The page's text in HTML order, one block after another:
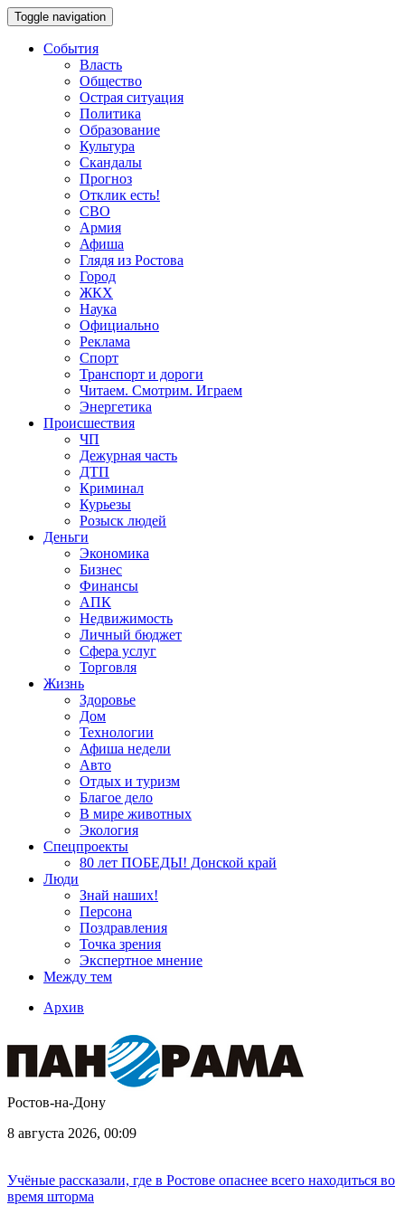
Toggle navigation
События
Власть
Общество
Острая ситуация
Политика
Образование
Культура
Скандалы
Прогноз
Отклик есть!
СВО
Армия
Афиша
Глядя из Ростова
Город
ЖКХ
Наука
Официально
Реклама
Спорт
Транспорт и дороги
Читаем. Смотрим. Играем
Энергетика
Происшествия
ЧП
Дежурная часть
ДТП
Криминал
Курьезы
Розыск людей
Деньги
Экономика
Бизнес
Финансы
АПК
Недвижимость
Личный бюджет
Сфера услуг
Торговля
Жизнь
Здоровье
Дом
Технологии
Афиша недели
Авто
Отдых и туризм
Благое дело
В мире животных
Экология
Спецпроекты
80 лет ПОБЕДЫ! Донской край
Люди
Знай наших!
Персона
Поздравления
Точка зрения
Экспертное мнение
Между тем
Архив
Ростов-на-Дону
8 августа 2026, 00:09
Учёные рассказали, где в Ростове опаснее всего находиться во
время шторма